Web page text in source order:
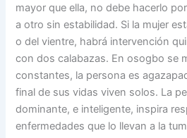
mayor que ella, no debe hacerlo
a otro sin estabilidad. Si la mujer
o del vientre, habrá intervención
con dos calabazas. En osogbo se
constantes, la persona es
final de sus vidas viven solos. La
dominante, e inteligente, inspira
enfermedades que lo llevan a la